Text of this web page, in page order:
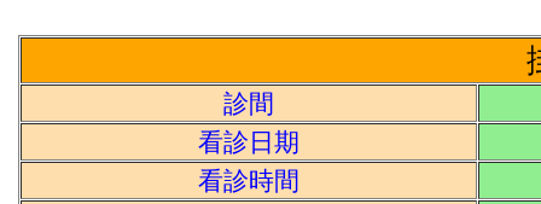
診間
看診日期
看診時間